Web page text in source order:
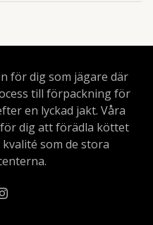
för dig som jägare där
till förpackning för
en lyckad jakt. Våra
dig att förädla köttet
som de stora